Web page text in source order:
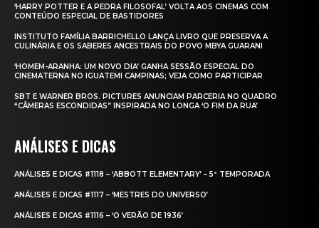
‘HARRY POTTER E A PEDRA FILOSOFAL’ VOLTA AOS CINEMAS COM
CONTEÚDO ESPECIAL DE BASTIDORES
INSTITUTO FAMÍLIA BARRICHELLO LANÇA LIVRO QUE PRESERVA A
CULINÁRIA E OS SABERES ANCESTRAIS DO POVO MBYA GUARANI
‘HOMEM-ARANHA: UM NOVO DIA’ GANHA SESSÃO ESPECIAL DO
CINEMATERNA NO IGUATEMI CAMPINAS; VEJA COMO PARTICIPAR
SBT E WARNER BROS. PICTURES ANUNCIAM PARCERIA NO QUADRO
“CÂMERAS ESCONDIDAS” INSPIRADA NO LONGA ‘O FIM DA RUA’
ANÁLISES E DICAS
ANÁLISES E DICAS #1118 – ‘ABBOTT ELEMENTARY’ – 5ª TEMPORADA
ANÁLISES E DICAS #1117 – ‘MESTRES DO UNIVERSO’
ANÁLISES E DICAS #1116 – ‘O VERÃO DE 1936’